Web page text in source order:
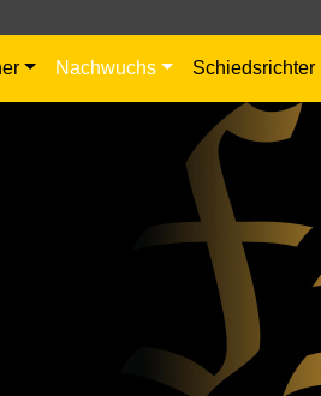
Nachwuchs Schiedsrichter